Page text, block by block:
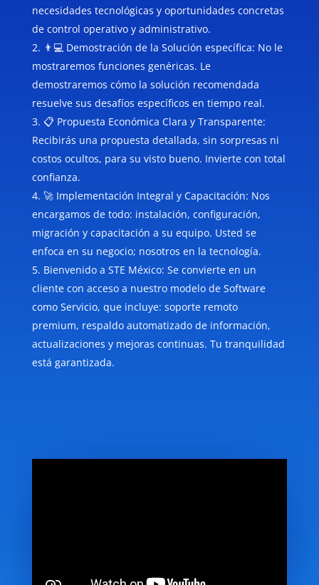
necesidades tecnológicas y oportunidades concretas
de control operativo y administrativo.
👨💻 Demostración de la Solución específica: No le
mostraremos funciones genéricas. Le
demostraremos cómo la solución recomendada
resuelve sus desafíos específicos en tiempo real.
📋 Propuesta Económica Clara y Transparente:
Recibirás una propuesta detallada, sin sorpresas ni
costos ocultos, para su visto bueno. Invierte con total
confianza.
🚀 Implementación Integral y Capacitación: Nos
encargamos de todo: instalación, configuración,
migración y capacitación a su equipo. Usted se
enfoca en su negocio; nosotros en la tecnología.
Bienvenido a STE México: Se convierte en un
cliente con acceso a nuestro modelo de Software
como Servicio, que incluye: soporte remoto
premium, respaldo automatizado de información,
actualizaciones y mejoras continuas. Tu tranquilidad
está garantizada.